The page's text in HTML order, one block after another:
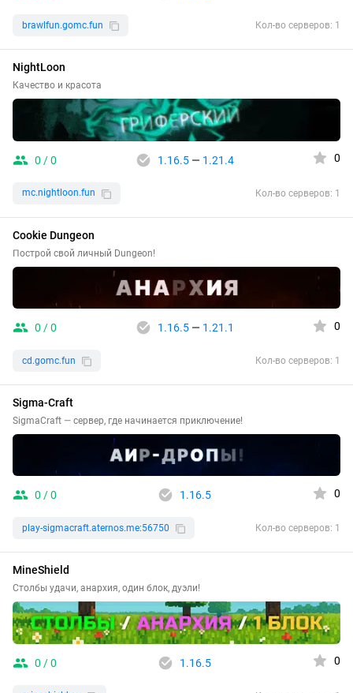
brawlfun.gomc.fun Кол-во серверов: 1
NightLoon
Качество и красота
0 / 0 1.16.5— 1.21.4 0
mc.nightloon.fun Кол-во серверов: 1
Cookie Dungeon
Построй свой личный Dungeon!
0 / 0 1.16.5— 1.21.1 0
cd.gomc.fun Кол-во серверов: 1
Sigma-Craft
SigmaCraft — сервер, где начинается приключение!
0 / 0 1.16.5 0
play-sigmacraft.aternos.me:56750 Кол-во серверов: 1
MineShield
Столбы удачи, анархия, один блок, дуэли!
0 / 0 1.16.5 0